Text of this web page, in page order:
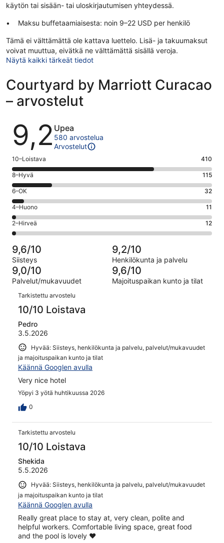
käytön tai sisään- tai uloskirjautumisen yhteydessä.
Maksu buffetaamiaisesta: noin 9–22 USD per henkilö
Tämä ei välttämättä ole kattava luettelo. Lisä- ja takuumaksut
voivat muuttua, eivätkä ne välttämättä sisällä veroja.
Näytä kaikki tärkeät tiedot
Courtyard by Marriott Curacao
– arvostelut
Arvostelut
9,2 Upea
580 arvostelua
Arvostelut
Arvosana
10
-
Loistava.
410
kautta
580
arvostelua
10–Loistava 410
Arvosana
8
-
Hyvä.
115
kautta
580
arvostelua
8–Hyvä 115
Arvosana
6
-
OK.
32
580
arvostelua
6–OK 32
Arvosana
4
-
Huono.
11
kautta
580
arvostelua
4–Huono 11
Arvosana
2
-
Hirveä.
12
kautta
580
arvostelua
2–Hirveä 12
9,6/10
Siisteys
9,2/10
Henkilökunta ja palvelu
9,0/10
Palvelut/mukavuudet
9,6/10
Majoituspaikan kunto ja tilat
Arvostelut
Tarkistettu arvostelu
10/10 Loistava
Pedro
3.5.2026
Hyvää: Siisteys, henkilökunta ja palvelu, palvelut/mukavuudet
ja majoituspaikan kunto ja tilat
Käännä Googlen avulla
Very nice hotel
Yöpyi 3 yötä huhtikuussa 2026
0
Tarkistettu arvostelu
10/10 Loistava
Shekida
5.5.2026
Hyvää: Siisteys, henkilökunta ja palvelu, palvelut/mukavuudet
ja majoituspaikan kunto ja tilat
Käännä Googlen avulla
Really great place to stay at, very clean, polite and
helpful workers. Comfortable living space, great food
and the pool is lovely ❤️